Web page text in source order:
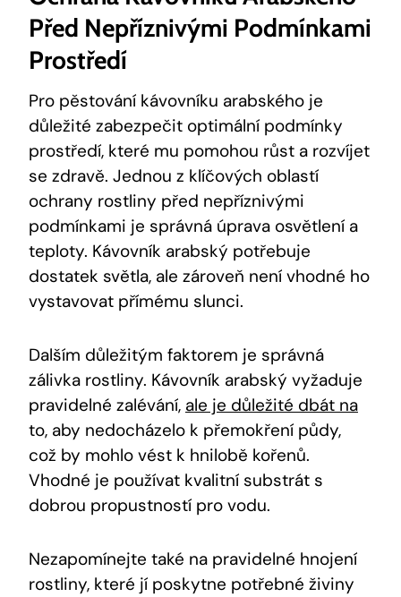
Před Nepříznivými Podmínkami
Prostředí
Pro pěstování kávovníku arabského je
důležité zabezpečit optimální podmínky
prostředí, které mu pomohou růst a rozvíjet
se zdravě. Jednou z klíčových oblastí
ochrany rostliny před nepříznivými
podmínkami je správná úprava osvětlení a
teploty. Kávovník arabský potřebuje
dostatek světla, ale zároveň není vhodné ho
vystavovat přímému slunci.
Dalším důležitým faktorem je správná
zálivka rostliny. Kávovník arabský vyžaduje
pravidelné zalévání, ale je důležité dbát na
to, aby nedocházelo k přemokření půdy,
což by mohlo vést k hnilobě kořenů.
Vhodné je používat kvalitní substrát s
dobrou propustností pro vodu.
Nezapomínejte také na pravidelné hnojení
rostliny, které jí poskytne potřebné živiny